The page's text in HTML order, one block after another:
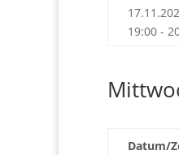
19:00 -
Datum/